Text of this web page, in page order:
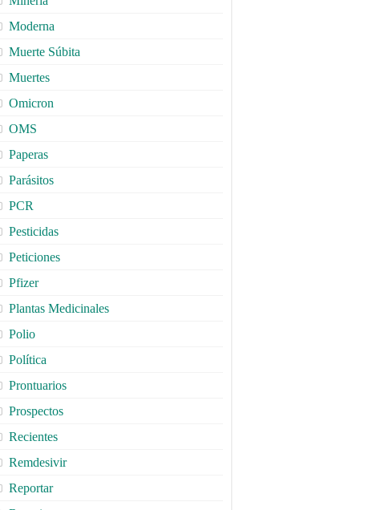
Moderna
Muerte Súbita
Muertes
Omicron
OMS
Paperas
Parásitos
PCR
Pesticidas
Peticiones
Pfizer
Plantas Medicinales
Polio
Política
Prontuarios
Prospectos
Recientes
Remdesivir
Reportar